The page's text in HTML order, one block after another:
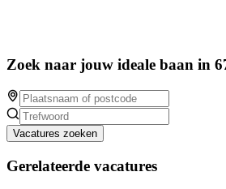
Zoek naar jouw ideale baan in
Vacatures zoeken
Gerelateerde vacatures